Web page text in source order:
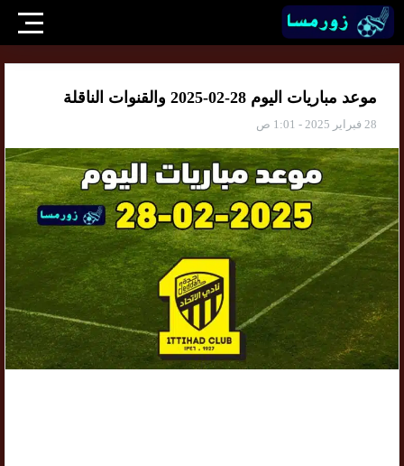
موعد مباريات اليوم 28-02-2025 والقنوات الناقلة
28 فبراير 2025 - 1:01 ص